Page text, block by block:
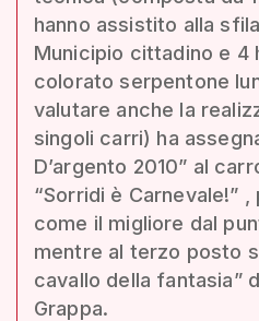
hanno assistito alla
Municipio cittadino e 4
colorato serpentone
valutare anche la
singoli carri) ha
D’argento 2010” al
“Sorridi è Carnevale!”
come il migliore dal
mentre al terzo posto
cavallo della fantasia”
Grappa.